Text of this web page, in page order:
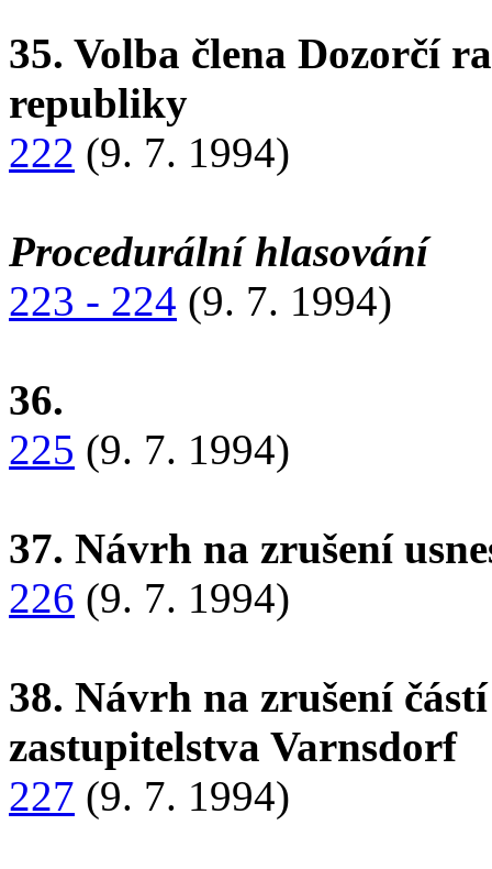
35. Volba člena Dozorčí
republiky
222 (9. 7. 1994)
Procedurální hlasování
223 - 224 (9. 7. 1994)
36.
225 (9. 7. 1994)
37. Návrh na zrušení
226 (9. 7. 1994)
38. Návrh na zrušení
zastupitelstva Varnsdorf
227 (9. 7. 1994)